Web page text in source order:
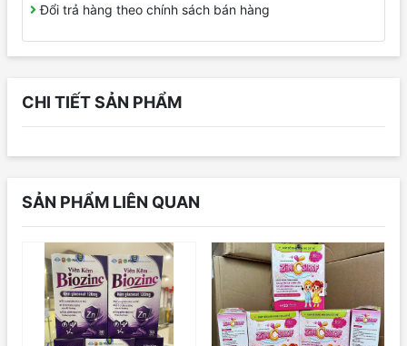
Đổi trả hàng theo chính sách bán hàng
CHI TIẾT SẢN PHẨM
SẢN PHẨM LIÊN QUAN